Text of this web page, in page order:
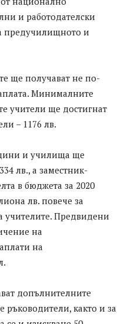
и работодателски
предучилищното и
ще получават не по-
Минималните
учители ще достигнат
– 1176 лв.
и училища ще
лв., а заместник-
в бюджета за 2020
лв. повече за
учителите. Предвидени
на
на
допълнителните
ръководители, както и за